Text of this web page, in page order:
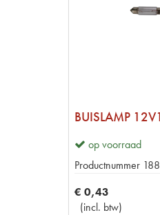
op voorraad
Productnummer
€ 0,43
(incl. btw)